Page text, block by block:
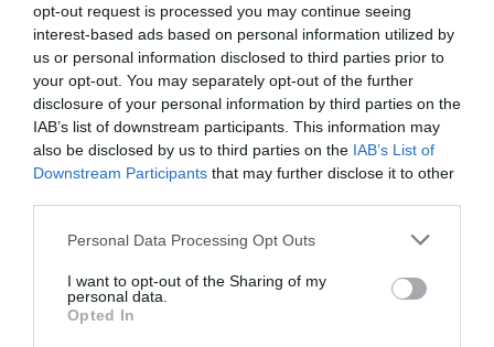
opt-out request is processed you may continue seeing
interest-based ads based on personal information utilized by
us or personal information disclosed to third parties prior to
your opt-out. You may separately opt-out of the further
disclosure of your personal information by third parties on the
IAB’s list of downstream participants. This information may
also be disclosed by us to third parties on the IAB’s List of
Downstream Participants that may further disclose it to other
Personal Data Processing Opt Outs
I want to opt-out of the Sharing of my
personal data.
Opted In
a commenté l'article :
Contrôles aux frontières entre l’Espagne et l’Italie : des
arrivées plus longues, des correspondances à risque
Manfoua commenté l'article :
Pyramides, croisières et mer Rouge : l’Égypte mise sur
histoire de l'aviation